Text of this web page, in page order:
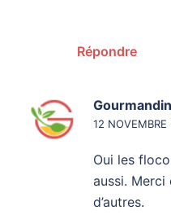
Répondre
12
Oui les
aussi. Merci
d’autres.